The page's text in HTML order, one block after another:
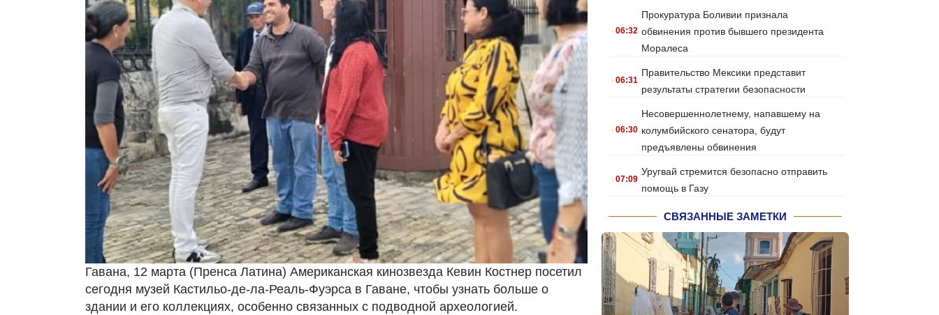
Гавана, 12 марта (Пренса Латина) Американская кинозвезда Кевин Костнер посетил
сегодня музей Кастильо-де-ла-Реаль-Фуэрса в Гаване, чтобы узнать больше о
здании и его коллекциях, особенно связанных с подводной археологией.
.06:32
Прокуратура Боливии признала
обвинения против бывшего президента
Моралеса
.06:31
Правительство Мексики представит
результаты стратегии безопасности
.06:30
Несовершеннолетнему, напавшему на
колумбийского сенатора, будут
предъявлены обвинения
.07:09
Уругвай стремится безопасно отправить
помощь в Газу
СВЯЗАННЫЕ ЗАМЕТКИ